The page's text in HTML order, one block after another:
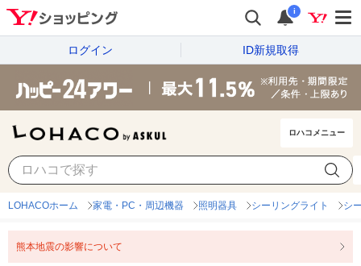
i
ログイン ID新規取得
ロハコメニュー
LOHACOホーム 家電・PC・周辺機器 照明器具 シーリングライト シ
熊本地震の影響について